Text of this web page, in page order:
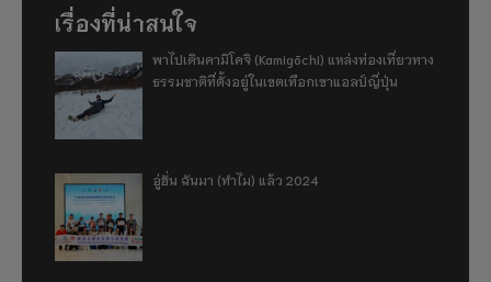
เรื่องที่น่าสนใจ
พาไปเดินคามิโคจิ (Kamigōchi) แหล่งท่องเที่ยวทาง
ธรรมชาติที่ตั้งอยู่ในเขตเทือกเขาแอลป์ญี่ปุ่น
อู่ฮั่น ฉันมา (ทำไม) แล้ว 2024